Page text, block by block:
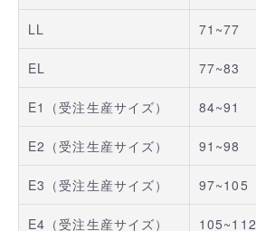
LL 71~77
EL 77~83
E1（受注生産サイズ） 84~91
E2（受注生産サイズ） 91~98
E3（受注生産サイズ） 97~105
E4（受注生産サイズ） 105~112